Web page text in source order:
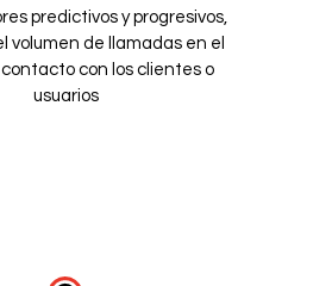
predictivos y progresivos,
volumen de llamadas en el
con los clientes o
usuarios